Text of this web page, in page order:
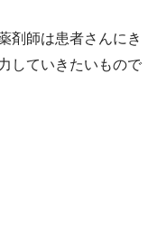
剤師は患者さんにき
していきたいもので